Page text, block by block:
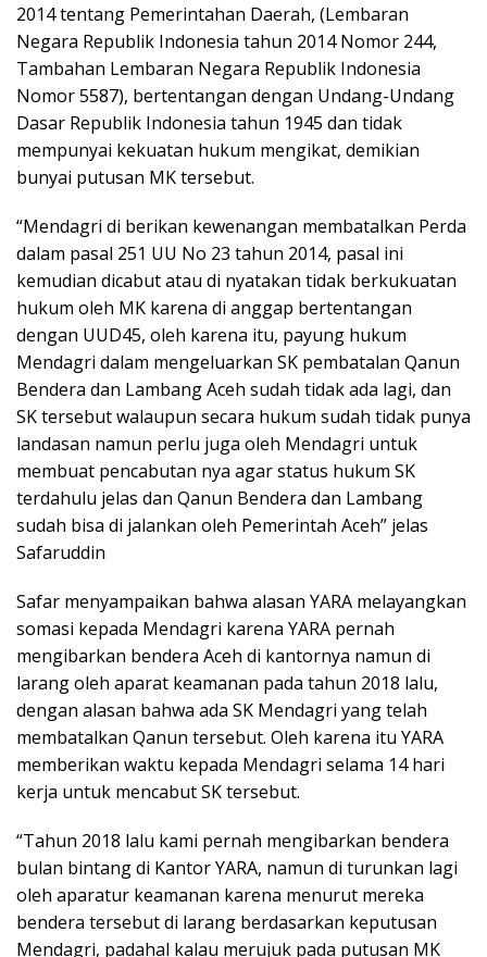
2014 tentang Pemerintahan Daerah, (Lembaran
Negara Republik Indonesia tahun 2014 Nomor 244,
Tambahan Lembaran Negara Republik Indonesia
Nomor 5587), bertentangan dengan Undang-Undang
Dasar Republik Indonesia tahun 1945 dan tidak
mempunyai kekuatan hukum mengikat, demikian
bunyai putusan MK tersebut.
“Mendagri di berikan kewenangan membatalkan Perda
dalam pasal 251 UU No 23 tahun 2014, pasal ini
kemudian dicabut atau di nyatakan tidak berkukuatan
hukum oleh MK karena di anggap bertentangan
dengan UUD45, oleh karena itu, payung hukum
Mendagri dalam mengeluarkan SK pembatalan Qanun
Bendera dan Lambang Aceh sudah tidak ada lagi, dan
SK tersebut walaupun secara hukum sudah tidak punya
landasan namun perlu juga oleh Mendagri untuk
membuat pencabutan nya agar status hukum SK
terdahulu jelas dan Qanun Bendera dan Lambang
sudah bisa di jalankan oleh Pemerintah Aceh” jelas
Safaruddin
Safar menyampaikan bahwa alasan YARA melayangkan
somasi kepada Mendagri karena YARA pernah
mengibarkan bendera Aceh di kantornya namun di
larang oleh aparat keamanan pada tahun 2018 lalu,
dengan alasan bahwa ada SK Mendagri yang telah
membatalkan Qanun tersebut. Oleh karena itu YARA
memberikan waktu kepada Mendagri selama 14 hari
kerja untuk mencabut SK tersebut.
“Tahun 2018 lalu kami pernah mengibarkan bendera
bulan bintang di Kantor YARA, namun di turunkan lagi
oleh aparatur keamanan karena menurut mereka
bendera tersebut di larang berdasarkan keputusan
Mendagri, padahal kalau merujuk pada putusan MK